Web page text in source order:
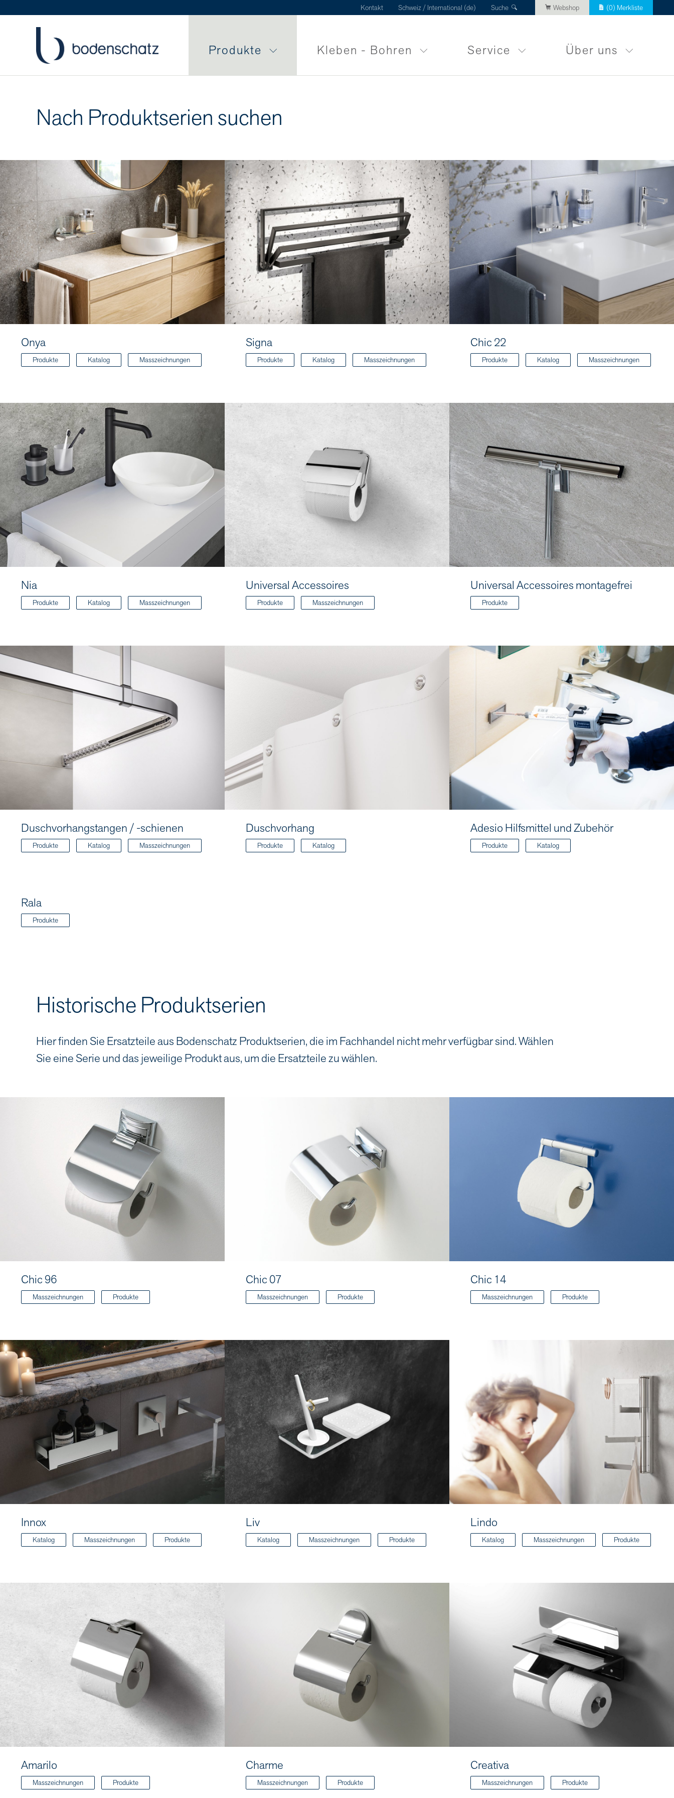
Kontakt Schweiz / International (de) Suche Webshop (0) Merkliste
Produkte Kleben - Bohren Service Über uns
Nach Produktserien suchen
Onya
Produkte Katalog Masszeichnungen
Signa
Produkte Katalog Masszeichnungen
Chic 22
Produkte Katalog Masszeichnungen
Nia
Produkte Katalog Masszeichnungen
Universal Accessoires
Produkte Masszeichnungen
Universal Accessoires montagefrei
Produkte
Duschvorhangstangen / -schienen
Produkte Katalog Masszeichnungen
Duschvorhang
Produkte Katalog
Adesio Hilfsmittel und Zubehör
Produkte Katalog
Rala
Produkte
Historische Produktserien
Hier finden Sie Ersatzteile aus Bodenschatz Produktserien, die im Fachhandel nicht mehr verfügbar sind. Wählen
Sie eine Serie und das jeweilige Produkt aus, um die Ersatzteile zu wählen.
Chic 96
Masszeichnungen Produkte
Chic 07
Masszeichnungen Produkte
Chic 14
Masszeichnungen Produkte
Innox
Katalog Masszeichnungen Produkte
Liv
Katalog Masszeichnungen Produkte
Lindo
Katalog Masszeichnungen Produkte
Amarilo
Masszeichnungen Produkte
Charme
Masszeichnungen Produkte
Creativa
Masszeichnungen Produkte